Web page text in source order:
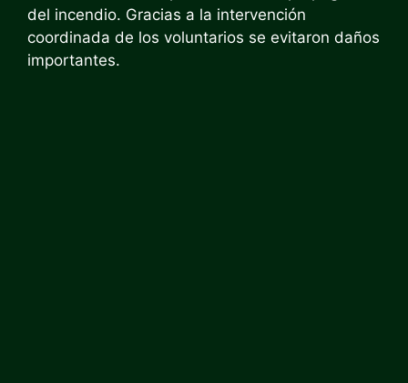
del incendio. Gracias a la intervención
coordinada de los voluntarios se evitaron daños
importantes.